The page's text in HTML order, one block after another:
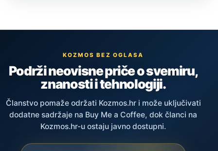
KOZMOS BEZ OGLASA
Podrži neovisne priče o svemiru,
znanosti i tehnologiji.
Članstvo pomaže održati Kozmos.hr i može uključivati
dodatne sadržaje na Buy Me a Coffee, dok članci na
Kozmos.hr-u ostaju javno dostupni.